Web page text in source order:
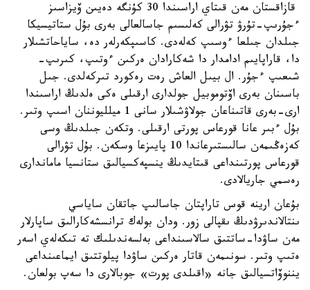
قازاقستان مەن قىتاي اراسىندا 30 كۇنگە دەيىن ۆيزاسىز
ءجۇرىپ-تۇرۋ تۋرالى كەلىسىم جاسالعالى بەرى بۇل ستاتيسيكا
جىلدان جىلعا ءوسىپ كەلەدى. كاسىپكەرلەر دە، ساياحاتشىلار
دا، قاراپايىم ادامدار دا شەكارادان ەركىن ءوتىپ، كىرىپ-
شىعىپ ءجۇر. ال بيىل العاش رەت رەكورد تىركەلدى. جىل
باسىنان بەرى اۆتوموبيل جولدارى ارقىلى ەكى ەلدىڭ اراسىندا
ارى-بەرى قاتىناعان جولاۋشىلار سانى 1 ميلليوننان اسىپ وتىر.
بۇل ءبىر عانا قورعاس پورتى ارقىلى. وتكەن جىلدىڭ وسى
كەزەڭىمەن سالىستىرعاندا 10 پايىزعا وسكەن. بۇل تۋرالى
قورعاس پورتىنداعى قىتايدىڭ ينسپەكسيالىق ستانسيا ماماندارى
رەسمي جاريالادى.
بۇعان ارينە قوس تاراپتان جاسالىپ جاتقان ساياسي
ىنتالاندىرۋدىڭ ىقپالى زور. ودان بولەك ترانسشەكارالىق ساپارلار
مەن ساۋدا-ساتتىق سالاسىنداعى بەلسەندىلىك تە تىكەلەي اسەر
ەتىپ وتىر. سونىمەن قاتار ەركىن ساۋدا پيلوتتىق ايماعىنداعى
يننوۆاتسيالىق جانە «اقىلدى پورت» جوبالارى دا سەپ بولعان.